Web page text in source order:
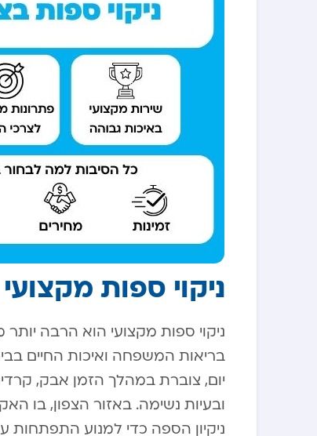
ניקוי ספות
ניקוי ספות מקצועי הוא הרבה
בריאות המשפחה ואיכות החיים
יום, צוברת במהלך הזמן אבק,
ובעיות נשימה. באזור הצפון, בו
ניקיון הספה כדי למנוע התפתחות